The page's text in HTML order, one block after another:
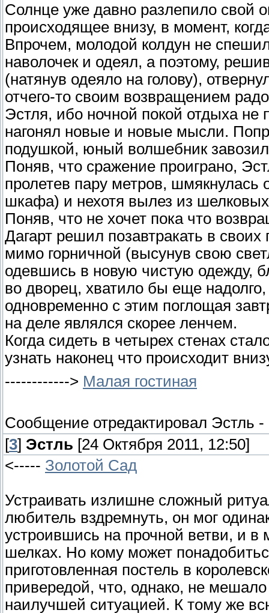
Солнце уже давно разлепило свой
происходящее внизу, в момент,
Впрочем, молодой колдун не
наволочек и одеял, а поэтому,
(натянув одеяло на голову),
отчего-то своим возвращением
Эстля, ибо ночной покой отдыха
нагонял новые и новые мысли.
подушкой, юный волшебник
Поняв, что сражение проиграно,
пролетев пару метров, шмякнулась
шкафа) и нехотя вылез из
Поняв, что не хочет пока что
Дагарт решил позавтракать в
мимо горничной (высунув свою
одевшись в новую чистую одежду,
во дворец, хватило бы еще
одновременно с этим поглощая
на деле являлся скорее ленчем.
Когда сидеть в четырех стенах
узнать наконец что происходит
------------> Малая гостиная
Сообщение отредактировал Эстль -
[3] Эстль [24 Октября 2011, 12:50]
<----- Золотой Сад
Устраивать излишне сложный
любитель вздремнуть, он мог
устроившись на прочной ветви, и в
шелках. Но кому может
приготовленная постель в
привередой, что, однако, не
наилучшей ситуацией. К тому же